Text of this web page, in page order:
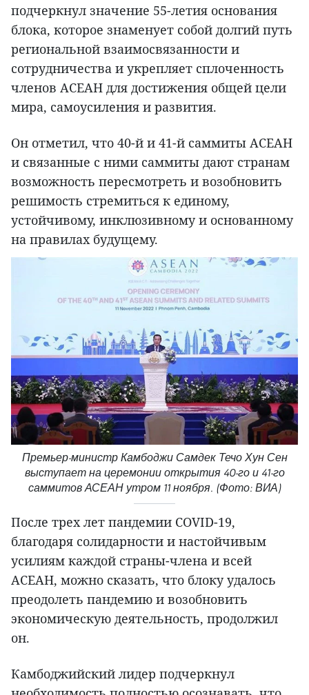
подчеркнул значение 55-летия основания
блока, которое знаменует собой долгий путь
региональной взаимосвязанности и
сотрудничества и укрепляет сплоченность
членов АСЕАН для достижения общей цели
мира, самоусиления и развития.
Он отметил, что 40-й и 41-й саммиты АСЕАН
и связанные с ними саммиты дают странам
возможность пересмотреть и возобновить
решимость стремиться к единому,
устойчивому, инклюзивному и основанному
на правилах будущему.
Премьер-министр Камбоджи Самдек Течо Хун Сен
выступает на церемонии открытия 40-го и 41-го
саммитов АСЕАН утром 11 ноября. (Фото: ВИА)
После трех лет пандемии COVID-19,
благодаря солидарности и настойчивым
усилиям каждой страны-члена и всей
АСЕАН, можно сказать, что блоку удалось
преодолеть пандемию и возобновить
экономическую деятельность, продолжил
он.
Камбоджийский лидер подчеркнул